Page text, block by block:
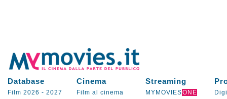
Database Cinema Streaming
Film 2026 - 2027 Film al cinema MYMOVIESONE